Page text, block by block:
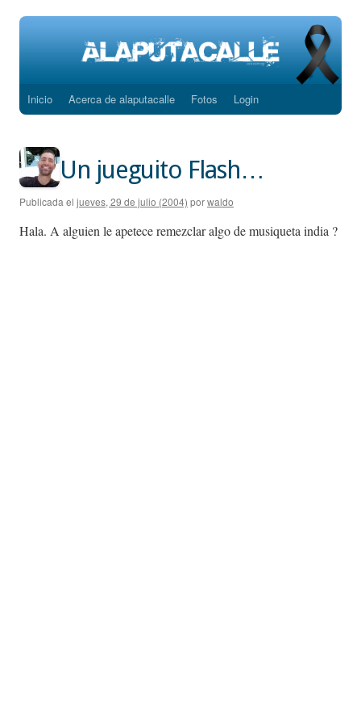
Saltar
contenido
Inicio Acerca de alaputacalle Fotos Login
Un jueguito Flash…
Publicada el jueves, 29 de julio (2004) porwaldo
Hala. A alguien le apetece remezclar algo de musiqueta india ?